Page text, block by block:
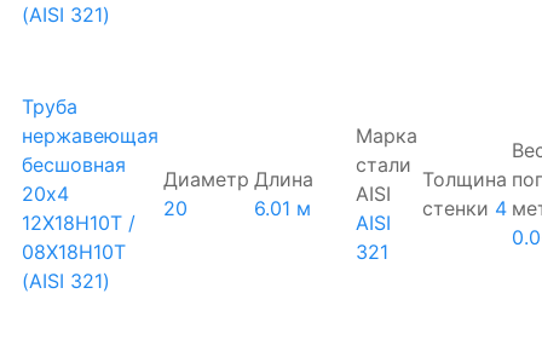
(AISI 321)
Труба
нержавеющая
бесшовная
20х4
12Х18Н10Т /
08Х18Н10Т
(AISI 321)
Диаметр
20
Длина
6.01 м
Марка
стали
AISI
AISI
321
Толщина
стенки 4